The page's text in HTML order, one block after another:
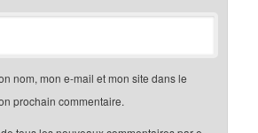
nom, mon e-mail et mon site dans le
prochain commentaire.